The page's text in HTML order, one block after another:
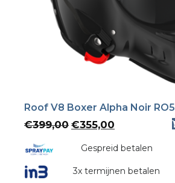
Roof V8 Boxer Alpha Noir RO5
€399,00 Oorspronkelijke
was:
€355,00
is:
Gespreid betalen
3x termijnen betalen